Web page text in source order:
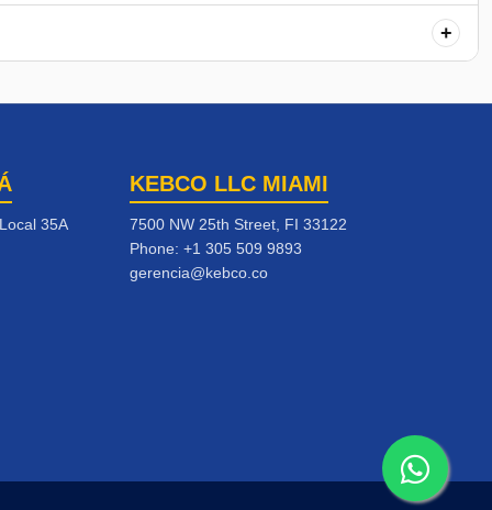
+
35A
KEBCO LLC MIAMI
7500 NW 25th Street, FI 33122
Phone: +1 305 509 9893
gerencia@kebco.co